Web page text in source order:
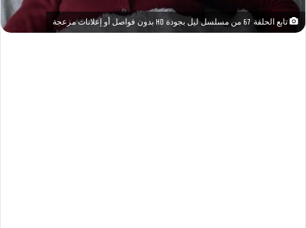
تابع الحلقة 67 من مسلسل ليل بجودة HD بدون فواصل أو إعلانات مزعجة